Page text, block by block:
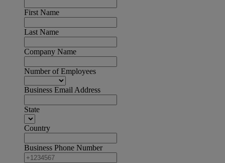
First Name
Last Name
Company Name
Number of Employees
Business Email Address
State
Country
Business Phone Number